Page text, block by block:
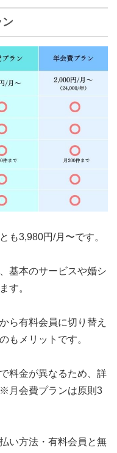
ン
も3,980円/月〜です。
基本のサービスや婚シ
す。
ら有料会員に切り替え
もメリットです。
料金が異なるため、詳
月会費プランは原則3
い方法・有料会員と無